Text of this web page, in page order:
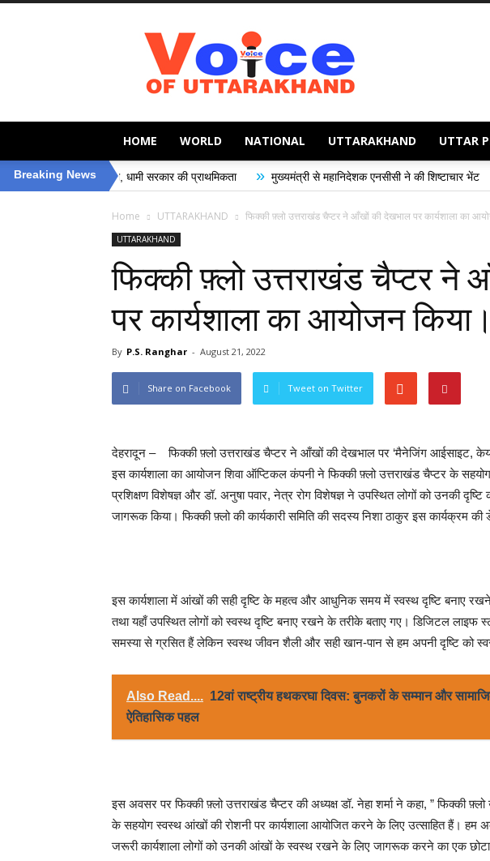
Voice
of
Uttarakhand
HOME WORLD NATIONAL UTTARAKHAND UTTAR
Breaking News
सुरक्षा, धामी सरकार की प्राथमिकता » मुख्यमंत्री से महानिदेशक एनसीसी ने की शिष्टाचार भेंट » भारी से बहुत
Home UTTARAKHAND फिक्की फ़्लो उत्तराखंड चैप्टर ने आँखों की देखभाल पर कार्यशाला का
UTTARAKHAND
फिक्की फ़्लो उत्तराखंड चैप्टर ने
पर कार्यशाला का आयोजन किया।
By P.S. Ranghar - August 21, 2022
Share on Facebook Tweet on Twitter
देहरादून – फिक्की फ़्लो उत्तराखंड चैप्टर ने आँखों की देखभाल पर ‘मैनेजिंग आईसाइट,
इस कार्यशाला का आयोजन शिवा ऑप्टिकल कंपनी ने फिक्की फ़्लो उत्तराखंड चैप्टर के
प्रशिक्षण विशेषज्ञ और डॉ. अनुषा पवार, नेत्र रोग विशेषज्ञ ने उपस्थित लोगों को उनकी
जागरूक किया। फिक्की फ़्लो की कार्यकारी समिति की सदस्य निशा ठाकुर इस कार्यक्रम की
इस कार्यशाला में आंखों की सही दृष्टि के महत्व और आधुनिक समय में स्वस्थ दृष्टि बनाए रखने
तथा यहाँ उपस्थित लोगों को स्वस्थ दृष्टि बनाए रखने के तरीके बताए गए। डिजिटल लाइफ
समस्या से ग्रसित हैं लेकिन स्वस्थ जीवन शैली और सही खान-पान से हम अपनी दृष्टि को
Also Read.... 12वां राष्ट्रीय हथकरघा दिवस: बुनकरों के सम्मान और
ऐतिहासिक पहल
इस अवसर पर फिक्की फ़्लो उत्तराखंड चैप्टर की अध्यक्ष डॉ. नेहा शर्मा ने कहा, ” फिक्की
के सहयोग स्वस्थ आंखों की रोशनी पर कार्यशाला आयोजित करने के लिए उत्साहित हैं। हम
जरूरी कार्यशाला लोगों को उनकी आंखों के स्वस्थ रखने के लिए जागरूक करने का एक